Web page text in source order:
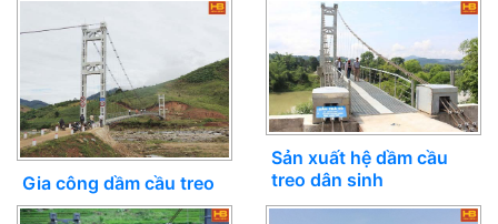
Gia công dầm cầu treo
Sản xuất hệ dầm cầu
treo dân sinh